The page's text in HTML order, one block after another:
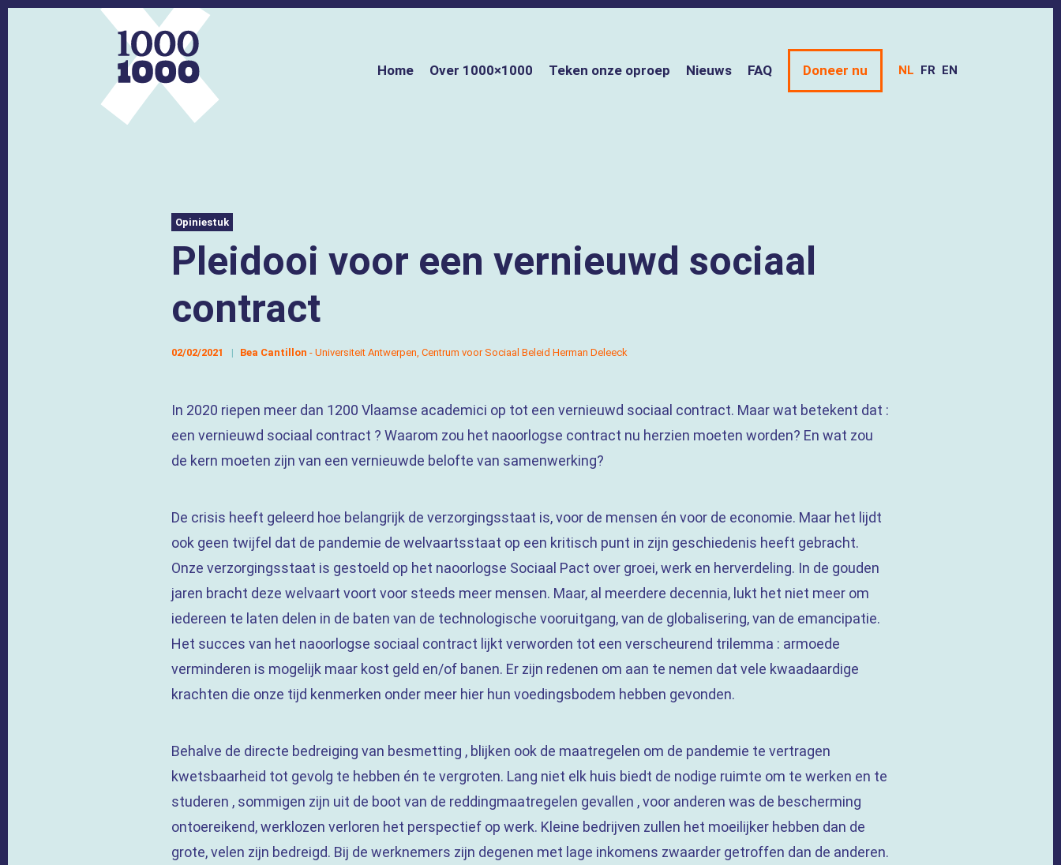
Home Over 1000×1000 Teken onze oproep Nieuws FAQ Doneer nu NL FR EN
Opiniestuk
Pleidooi voor een vernieuwd sociaal
contract
02/02/2021 Bea Cantillon - Universiteit Antwerpen, Centrum voor Sociaal Beleid Herman Deleeck
In 2020 riepen meer dan 1200 Vlaamse academici op tot een vernieuwd sociaal contract. Maar wat betekent dat :
een vernieuwd sociaal contract ? Waarom zou het naoorlogse contract nu herzien moeten worden? En wat zou
de kern moeten zijn van een vernieuwde belofte van samenwerking?
De crisis heeft geleerd hoe belangrijk de verzorgingsstaat is, voor de mensen én voor de economie. Maar het lijdt
ook geen twijfel dat de pandemie de welvaartsstaat op een kritisch punt in zijn geschiedenis heeft gebracht.
Onze verzorgingsstaat is gestoeld op het naoorlogse Sociaal Pact over groei, werk en herverdeling. In de gouden
jaren bracht deze welvaart voort voor steeds meer mensen. Maar, al meerdere decennia, lukt het niet meer om
iedereen te laten delen in de baten van de technologische vooruitgang, van de globalisering, van de emancipatie.
Het succes van het naoorlogse sociaal contract lijkt verworden tot een verscheurend trilemma : armoede
verminderen is mogelijk maar kost geld en/of banen. Er zijn redenen om aan te nemen dat vele kwaadaardige
krachten die onze tijd kenmerken onder meer hier hun voedingsbodem hebben gevonden.
Behalve de directe bedreiging van besmetting , blijken ook de maatregelen om de pandemie te vertragen
kwetsbaarheid tot gevolg te hebben én te vergroten. Lang niet elk huis biedt de nodige ruimte om te werken en te
studeren , sommigen zijn uit de boot van de reddingmaatregelen gevallen , voor anderen was de bescherming
ontoereikend, werklozen verloren het perspectief op werk. Kleine bedrijven zullen het moeilijker hebben dan de
grote, velen zijn bedreigd. Bij de werknemers zijn degenen met lage inkomens zwaarder getroffen dan de anderen.